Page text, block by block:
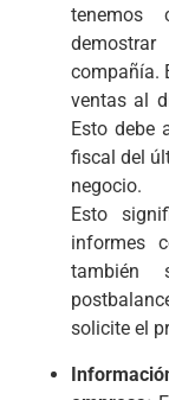
tenemos
compañía.
ventas al
Esto debe
fiscal del
negocio.
Esto
informes
también
solicite el